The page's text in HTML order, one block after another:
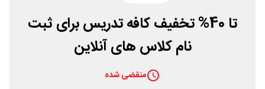
تا 40% تخفیف کافه تدریس برای ثبت
نام کلاس های آنلاین
منقضی شده